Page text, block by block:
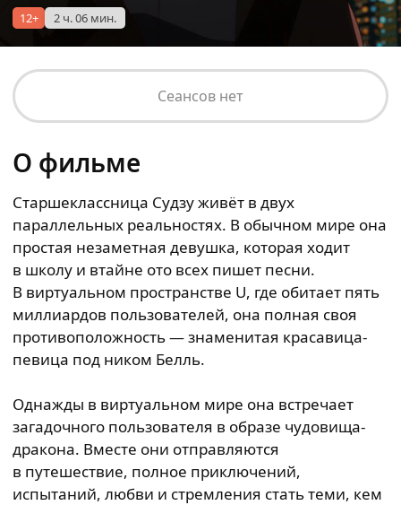
12+ 2 ч. 06 мин.
Сеансов нет
О фильме
Старшеклассница Судзу живёт в двух
параллельных реальностях. В обычном мире она
простая незаметная девушка, которая ходит
в школу и втайне ото всех пишет песни.
В виртуальном пространстве U, где обитает пять
миллиардов пользователей, она полная своя
противоположность — знаменитая красавица-
певица под ником Белль.
Однажды в виртуальном мире она встречает
загадочного пользователя в образе чудовища-
дракона. Вместе они отправляются
в путешествие, полное приключений,
испытаний, любви и стремления стать теми, кем